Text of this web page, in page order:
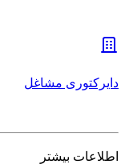
دایرکتوری مشاغل
اطلاعات بیشتر